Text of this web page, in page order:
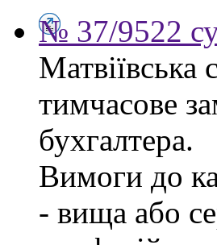
№ 37/9522
Матвіївська
тимчасове
бухгалтера.
Вимоги до
- вища або